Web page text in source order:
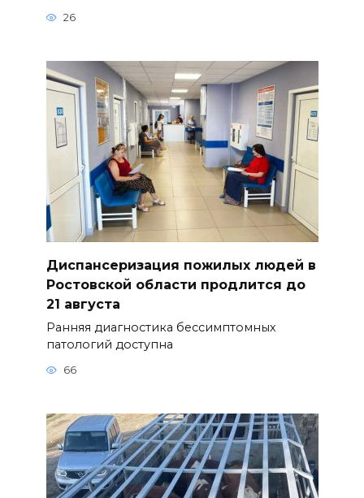
26
Диспансеризация пожилых людей в
Ростовской области продлится до
21 августа
Ранняя диагностика бессимптомных
патологий доступна
66